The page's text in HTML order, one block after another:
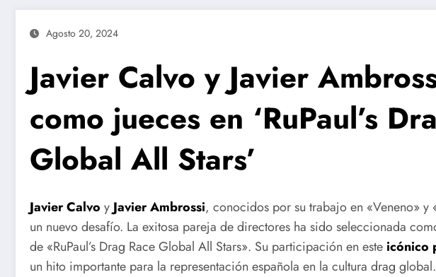
Agosto 20, 2024
Javier Calvo y Javier
como jueces en ‘RuPaul’s
Global All Stars’
Javier Calvo y Javier Ambrossi, conocidos por su trabajo en «Veneno» y
un nuevo desafío. La exitosa pareja de directores ha sido seleccionada
de «RuPaul’s Drag Race Global All Stars». Su participación en este icónico
un hito importante para la representación española en la cultura drag global.